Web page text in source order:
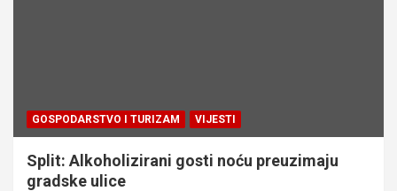
GOSPODARSTVO I TURIZAM VIJESTI
Split: Alkoholizirani gosti noću preuzimaju
gradske ulice